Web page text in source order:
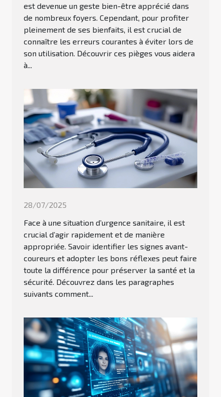
est devenue un geste bien-être apprécié dans
de nombreux foyers. Cependant, pour profiter
pleinement de ses bienfaits, il est crucial de
connaître les erreurs courantes à éviter lors de
son utilisation. Découvrir ces pièges vous aidera
à...
28/07/2025
Face à une situation d’urgence sanitaire, il est
crucial d’agir rapidement et de manière
appropriée. Savoir identifier les signes avant-
coureurs et adopter les bons réflexes peut faire
toute la différence pour préserver la santé et la
sécurité. Découvrez dans les paragraphes
suivants comment...